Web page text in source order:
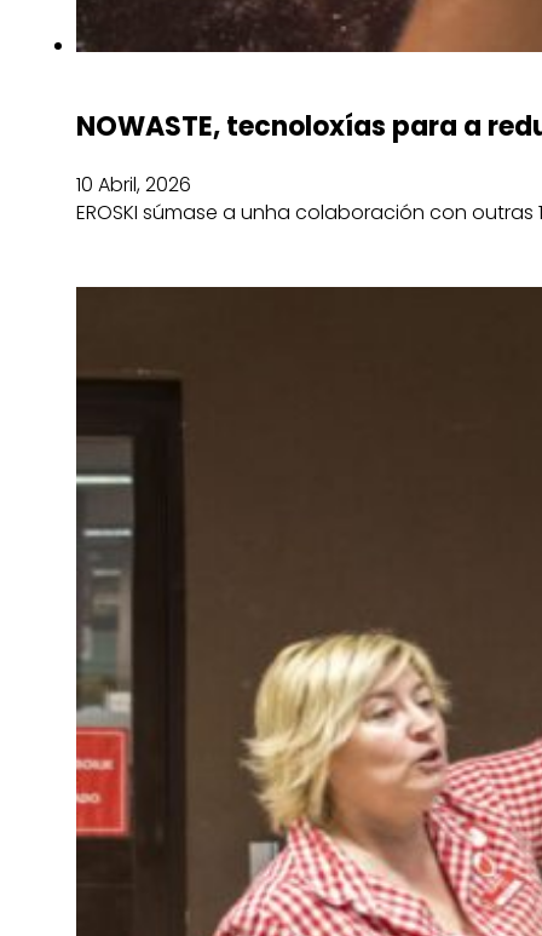
NOWASTE, tecnoloxías para a
10 Abril, 2026
EROSKI súmase a unha colaboración con